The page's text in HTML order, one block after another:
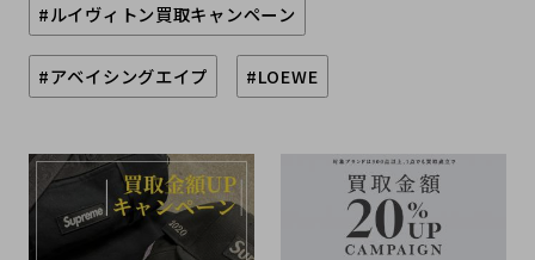
#ルイヴィトン買取キャンペーン
#アベイシングエイプ #LOEWE